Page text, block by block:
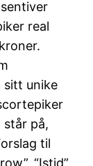
real
sitt unike
står på,
til
“Istid”,